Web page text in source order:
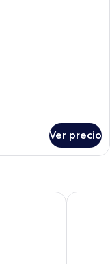
Ver precio